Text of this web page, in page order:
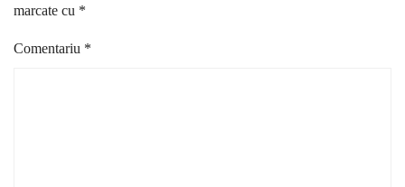
marcate cu *
Comentariu *